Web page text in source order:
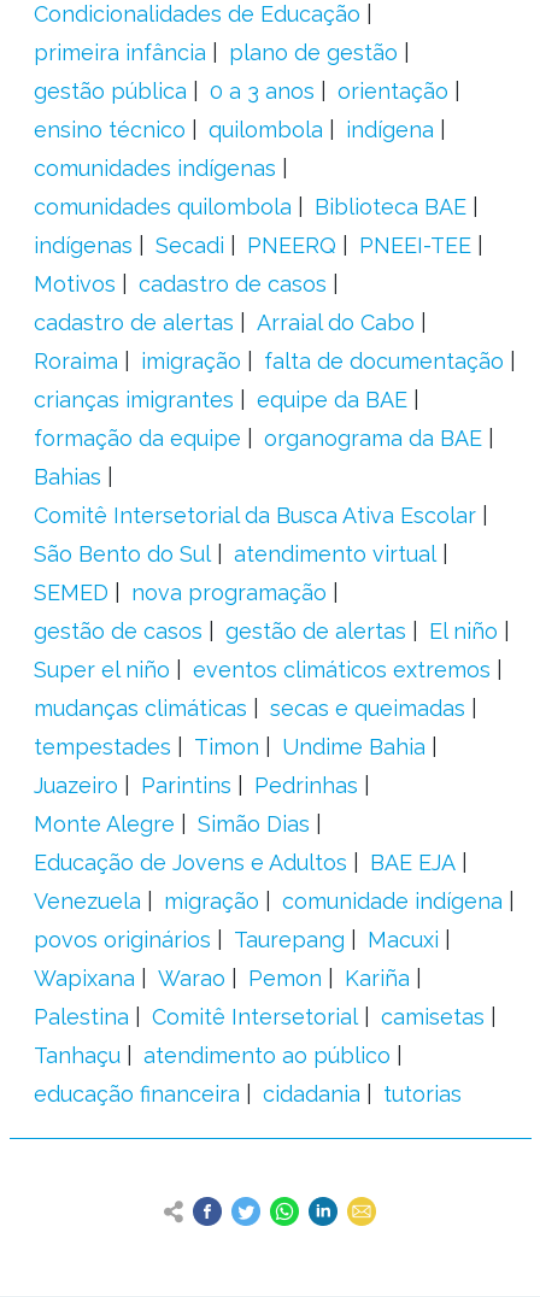
Condicionalidades de Educação
primeira infância
plano de gestão
gestão pública
0 a 3 anos
orientação
ensino técnico
quilombola
indígena
comunidades indígenas
comunidades quilombola
Biblioteca BAE
indígenas
Secadi PNEERQ
PNEEI-TEE
Motivos
cadastro de casos
cadastro de alertas
Arraial do Cabo
Roraima
imigração
falta de documentação
crianças imigrantes
equipe da BAE
formação da equipe
organograma da BAE
Bahias
Comitê Intersetorial da Busca Ativa Escolar
São Bento do Sul
atendimento virtual
SEMED
nova programação
gestão de casos
gestão de alertas
El niño
Super el niño
eventos climáticos extremos
mudanças climáticas
secas e queimadas
tempestades
Timon
Undime Bahia
Juazeiro
Parintins
Pedrinhas
Monte Alegre
Simão Dias
Educação de Jovens e Adultos
BAE EJA
Venezuela
migração
comunidade indígena
povos originários
Taurepang
Macuxi
Wapixana
Warao Pemon
Kariña
Palestina
Comitê Intersetorial
camisetas
Tanhaçu
atendimento ao público
educação financeira
cidadania tutorias